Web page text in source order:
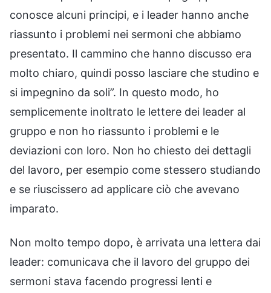
conosce alcuni principi, e i leader hanno anche
riassunto i problemi nei sermoni che abbiamo
presentato. Il cammino che hanno discusso era
molto chiaro, quindi posso lasciare che studino e
si impegnino da soli”. In questo modo, ho
semplicemente inoltrato le lettere dei leader al
gruppo e non ho riassunto i problemi e le
deviazioni con loro. Non ho chiesto dei dettagli
del lavoro, per esempio come stessero studiando
e se riuscissero ad applicare ciò che avevano
imparato.
Non molto tempo dopo, è arrivata una lettera dai
leader: comunicava che il lavoro del gruppo dei
sermoni stava facendo progressi lenti e